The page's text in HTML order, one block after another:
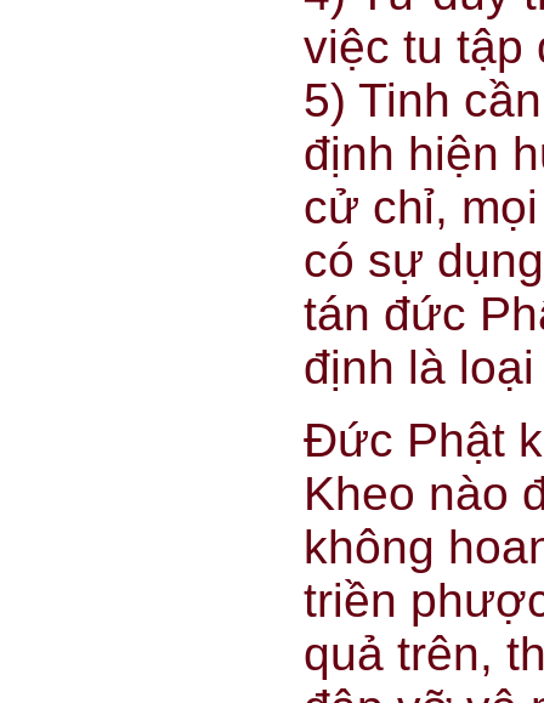
việc tu tập
5) Tinh
định hiện
cử chỉ,
có sự
tán đức
định là
Đức Phật
Kheo nào
không
triền
quả trên,